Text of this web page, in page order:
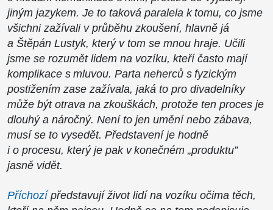
jiným jazykem. Je to taková paralela k tomu, co jsme
všichni zažívali v průběhu zkoušení, hlavně já
a Štěpán Lustyk, který v tom se mnou hraje. Učili
jsme se rozumět lidem na vozíku, kteří často mají
komplikace s mluvou. Parta neherců s fyzickým
postižením zase zažívala, jaká to pro divadelníky
může být otrava na zkouškách, protože ten proces je
dlouhý a náročný. Není to jen umění nebo zábava,
musí se to vysedět. Představení je hodně
i o procesu, který je pak v konečném „produktu”
jasně vidět.
Příchozípředstavují život lidí na vozíku očima těch,